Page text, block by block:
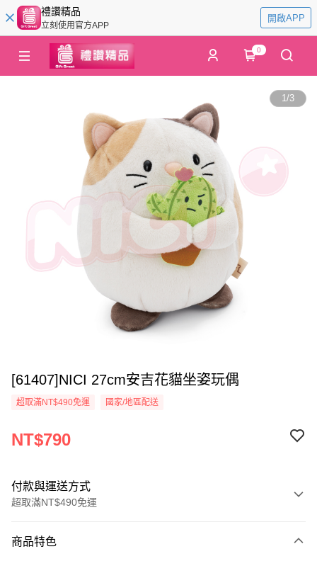
禮讚精品
立刻使用官方APP
開啟APP
0
1/3
[61407]NICI 27cm安吉花貓坐姿玩偶
超取滿NT$490免運 國家/地區配送
NT$790
付款與運送方式
超取滿NT$490免運
信用卡一次付款
商品特色